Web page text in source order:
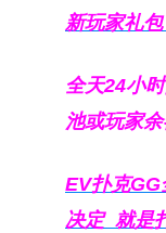
新玩家礼包
全天24小
池或玩家
EV扑克GG
决定 就是